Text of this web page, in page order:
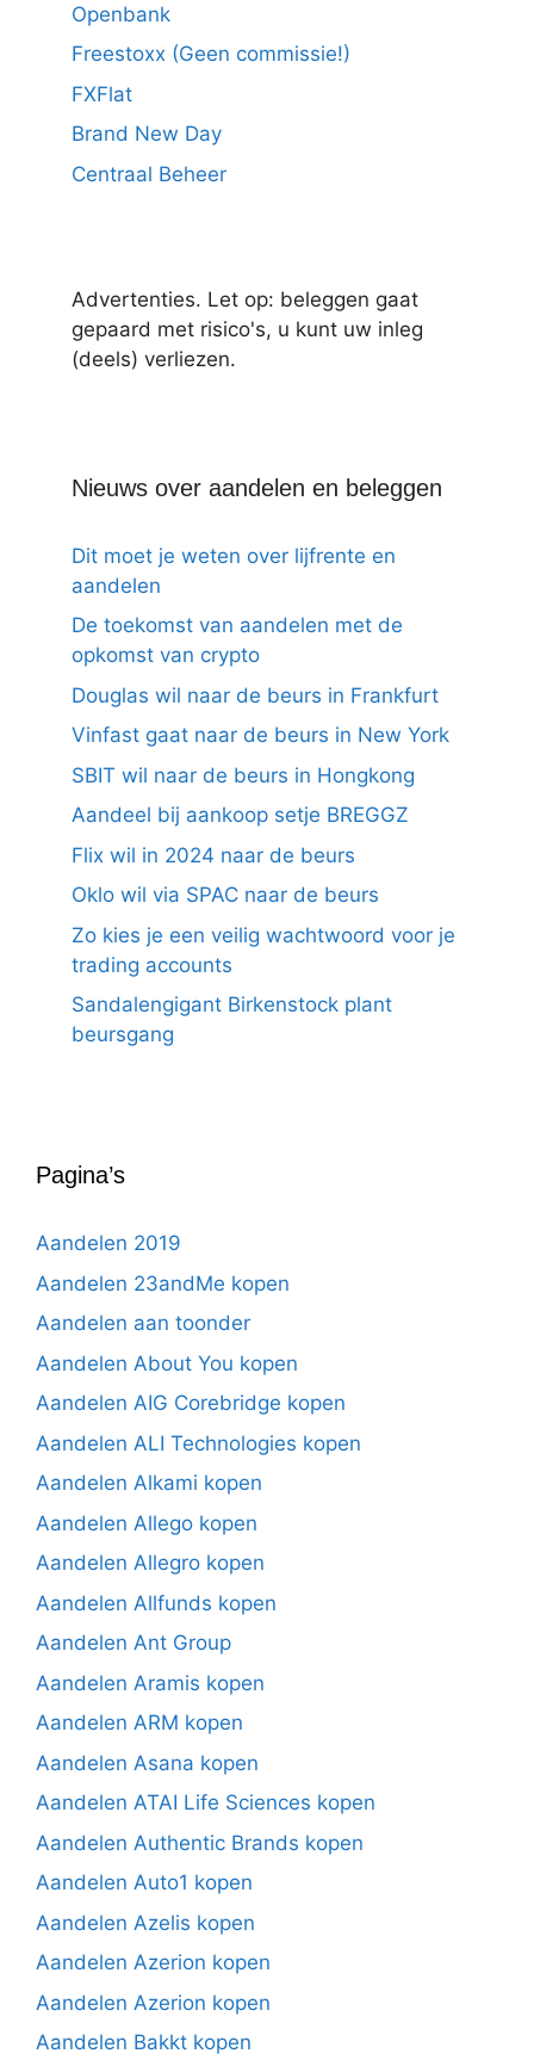
Openbank
Freestoxx (Geen commissie!)
FXFlat
Brand New Day
Centraal Beheer
Advertenties. Let op: beleggen gaat
gepaard met risico's, u kunt uw inleg
(deels) verliezen.
Nieuws over aandelen en beleggen
Dit moet je weten over lijfrente en
aandelen
De toekomst van aandelen met de
opkomst van crypto
Douglas wil naar de beurs in Frankfurt
Vinfast gaat naar de beurs in New York
SBIT wil naar de beurs in Hongkong
Aandeel bij aankoop setje BREGGZ
Flix wil in 2024 naar de beurs
Oklo wil via SPAC naar de beurs
Zo kies je een veilig wachtwoord voor je
trading accounts
Sandalengigant Birkenstock plant
beursgang
Pagina’s
Aandelen 2019
Aandelen 23andMe kopen
Aandelen aan toonder
Aandelen About You kopen
Aandelen AIG Corebridge kopen
Aandelen ALI Technologies kopen
Aandelen Alkami kopen
Aandelen Allego kopen
Aandelen Allegro kopen
Aandelen Allfunds kopen
Aandelen Ant Group
Aandelen Aramis kopen
Aandelen ARM kopen
Aandelen Asana kopen
Aandelen ATAI Life Sciences kopen
Aandelen Authentic Brands kopen
Aandelen Auto1 kopen
Aandelen Azelis kopen
Aandelen Azerion kopen
Aandelen Azerion kopen
Aandelen Bakkt kopen